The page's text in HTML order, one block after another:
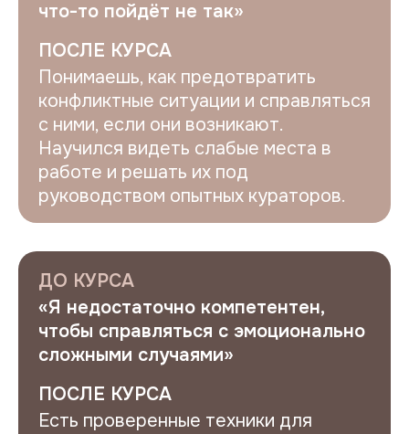
что-то пойдёт не так»
ПОСЛЕ КУРСА
Понимаешь, как предотвратить
конфликтные ситуации и справляться
с ними, если они возникают.
Научился видеть слабые места в
работе и решать их под
руководством опытных кураторов.
ДО КУРСА
«Я недостаточно компетентен,
чтобы справляться с эмоционально
сложными случаями»
ПОСЛЕ КУРСА
Есть проверенные техники для